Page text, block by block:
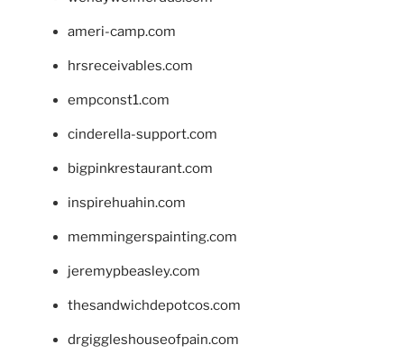
ameri-camp.com
hrsreceivables.com
empconst1.com
cinderella-support.com
bigpinkrestaurant.com
inspirehuahin.com
memmingerspainting.com
jeremypbeasley.com
thesandwichdepotcos.com
drgiggleshouseofpain.com